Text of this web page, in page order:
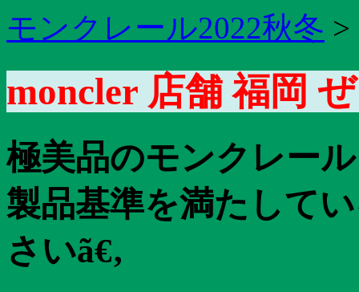
モンクレール2022秋冬 >
moncler 店舗 福岡
極美品のモンクレー
製品基準を満たして
さいã€‚